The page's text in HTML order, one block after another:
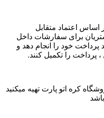
اساس اعتماد متقابل
برای سفارشات داخل
خود را انجام دهد و
پرداخت را تکمیل کنند.
کره اتو پارت تهیه میکنید